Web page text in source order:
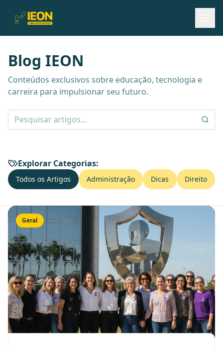
Blog IEON
Conteúdos exclusivos sobre educação, tecnologia e
carreira para impulsionar seu futuro.
Explorar Categorias:
Todos os Artigos Administração Dicas Direito
Geral